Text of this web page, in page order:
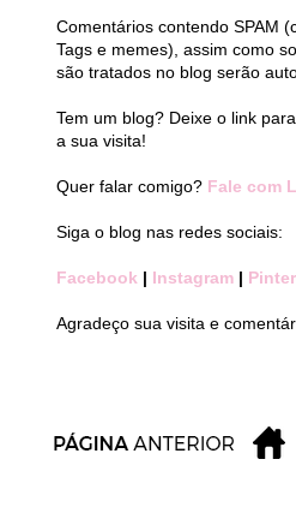
Comentários contendo SPAM
Tags e memes), assim como
são tratados no blog serão
Tem um blog? Deixe o link
a sua visita!
Quer falar comigo? Fale com
Siga o blog nas redes sociais:
Facebook | Instagram |
Agradeço sua visita e